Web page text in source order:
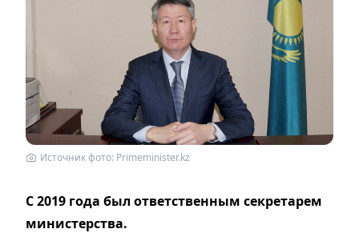
Источник фото: Primeminister.kz
С 2019 года был ответственным секретарем
министерства.